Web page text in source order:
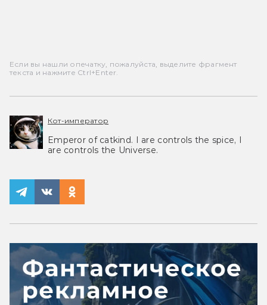
Если вы нашли опечатку, пожалуйста, выделите фрагмент
текста и нажмите Ctrl+Enter.
Кот-император
Emperor of catkind. I are controls the spice, I
are controls the Universe.